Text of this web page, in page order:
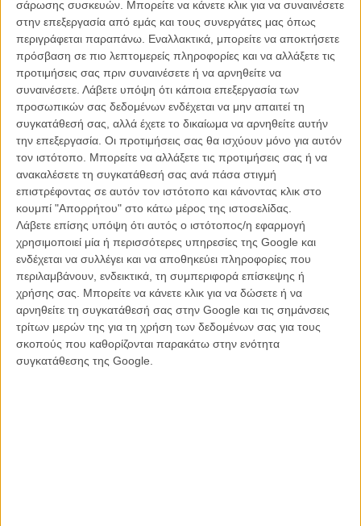
σάρωσης συσκευών. Μπορείτε να κάνετε κλικ για να συναινέσετε
στην επεξεργασία από εμάς και τους συνεργάτες μας όπως
περιγράφεται παραπάνω. Εναλλακτικά, μπορείτε να αποκτήσετε
πρόσβαση σε πιο λεπτομερείς πληροφορίες και να αλλάξετε τις
προτιμήσεις σας πριν συναινέσετε ή να αρνηθείτε να
συναινέσετε. Λάβετε υπόψη ότι κάποια επεξεργασία των
προσωπικών σας δεδομένων ενδέχεται να μην απαιτεί τη
συγκατάθεσή σας, αλλά έχετε το δικαίωμα να αρνηθείτε αυτήν
την επεξεργασία. Οι προτιμήσεις σας θα ισχύουν μόνο για αυτόν
τον ιστότοπο. Μπορείτε να αλλάξετε τις προτιμήσεις σας ή να
ανακαλέσετε τη συγκατάθεσή σας ανά πάσα στιγμή
επιστρέφοντας σε αυτόν τον ιστότοπο και κάνοντας κλικ στο
κουμπί "Απορρήτου" στο κάτω μέρος της ιστοσελίδας.
Λάβετε επίσης υπόψη ότι αυτός ο ιστότοπος/η εφαρμογή
χρησιμοποιεί μία ή περισσότερες υπηρεσίες της Google και
ενδέχεται να συλλέγει και να αποθηκεύει πληροφορίες που
περιλαμβάνουν, ενδεικτικά, τη συμπεριφορά επίσκεψης ή
χρήσης σας. Μπορείτε να κάνετε κλικ για να δώσετε ή να
αρνηθείτε τη συγκατάθεσή σας στην Google και τις σημάνσεις
τρίτων μερών της για τη χρήση των δεδομένων σας για τους
σκοπούς που καθορίζονται παρακάτω στην ενότητα
συγκατάθεσης της Google.
Τρεις ερωτήσεις για το «Largo»
Ποια ήταν η αφορμή ή η σκέψη που σας οδήγησε να κάνετε
την ταινία
Το καλοκαίρι του 2008 ζούσα ανάμεσα στη Θεσσαλονίκη και την
Αθήνα και περνούσα γύρω στις είκοσι ώρες τη βδομάδα στο
νυχτερινό τρένο. Με ενθουσίασε ο κόσμος που συναντούσα στα
ταξίδια και το γεγονός πως η θέση που κάθεσαι σου δίνει πάντα μια
συγκεκριμένη οπτική στα πρόσωπα του βαγονιού και σε όσα
συμβαίνουν ανάμεσα τους. Αυτός ο κατακερματισμός του χώρου
γεννούσε μια πολύ ενδιαφέρουσα φόρμα που ήθελα να τη
δοκιμάσω. Εγραψα μια σειρά από ιστορίες που είχα δει ή είχα
φανταστεί στα ταξίδια που έκανα και το «Largo» ήταν η ιστορία που
τελικά βρήκε το δρόμο για την οθόνη.
Πώς θα περιγράφατε το φιλμ σε κάποιον που σας ρωτούσε
«τι είναι η ταινία σου;»
Eνα μουσικοχορευτικό γουέστερν όπου αντί για σφαίρες πέφτουν
ματιές και ο φόνος μένει εκτός κάδρου.